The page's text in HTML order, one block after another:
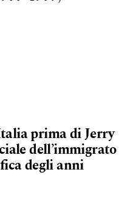
prima di Jerry
dell’immigrato
degli anni